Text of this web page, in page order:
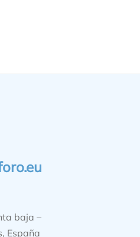
baja –
España